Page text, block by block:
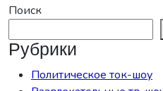
Поиск
Рубрики
Политическое ток-шоу